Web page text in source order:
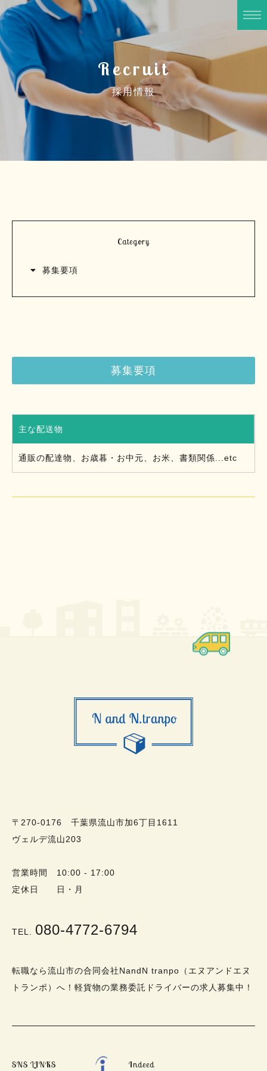
Recruit
採用情報
Category
募集要項
募集要項
主な配送物
通販の配達物、お歳暮・お中元、お米、書類関係...etc
〒270-0176 千葉県流山市加6丁目1611
ヴェルデ流山203
営業時間 10:00 - 17:00
定休日 日・月
TEL. 080-4772-6794
転職なら流山市の合同会社NandN tranpo（エヌアンドエヌ
トランポ）へ！軽貨物の業務委託ドライバーの求人募集中！
SNS LINKS Indeed